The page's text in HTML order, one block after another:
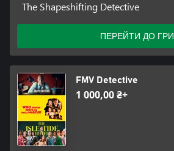
The Shapeshifting Detective
ПЕРЕЙТИ ДО ГРИ
FMV Detective
1 000,00 ₴+